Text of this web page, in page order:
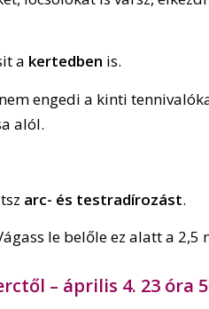
a kertedben is.
engedi a kinti
alól.
arc- és testradírozást.
le belőle ez alatt a 2,5
– április 4. 23 óra